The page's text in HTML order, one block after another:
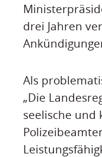
drei Jahren
Als
„Die
seelische und